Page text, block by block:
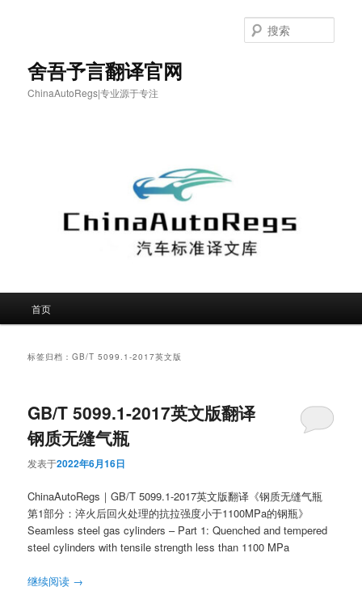
舍吾予言翻译官网
ChinaAutoRegs|专业源于专注
索
首页
标签归档：GB/T 5099.1-2017英文版
GB/T 5099.1-2017英文版翻译
钢质无缝气瓶
发表于2022年6月16日
ChinaAutoRegs｜GB/T 5099.1-2017英文版翻译《钢质无缝气瓶
第1部分：淬火后回火处理的抗拉强度小于1100MPa的钢瓶》
Seamless steel gas cylinders – Part 1: Quenched and tempered
steel cylinders with tensile strength less than 1100 MPa
继续阅读 →